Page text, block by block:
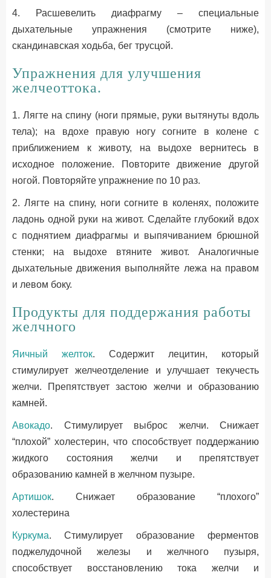
4. Расшевелить диафрагму – специальные
дыхательные упражнения (смотрите ниже),
скандинавская ходьба, бег трусцой.
Упражнения для улучшения
желчеоттока.
1. Лягте на спину (ноги прямые, руки вытянуты вдоль
тела); на вдохе правую ногу согните в колене с
приближением к животу, на выдохе вернитесь в
исходное положение. Повторите движение другой
ногой. Повторяйте упражнение по 10 раз.
2. Лягте на спину, ноги согните в коленях, положите
ладонь одной руки на живот. Сделайте глубокий вдох
с поднятием диафрагмы и выпячиванием брюшной
стенки; на выдохе втяните живот. Аналогичные
дыхательные движения выполняйте лежа на правом
и левом боку.
Продукты для поддержания работы
желчного
Яичный желток. Содержит лецитин, который
стимулирует желчеотделение и улучшает текучесть
желчи. Препятствует застою желчи и образованию
камней.
Авокадо. Стимулирует выброс желчи. Снижает
“плохой” холестерин, что способствует поддержанию
жидкого состояния желчи и препятствует
образованию камней в желчном пузыре.
Артишок. Снижает образование “плохого”
холестерина
Куркума. Стимулирует образование ферментов
поджелудочной железы и желчного пузыря,
способствует восстановлению тока желчи и